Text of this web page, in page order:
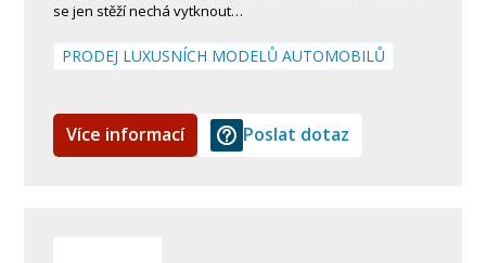
se jen stěží nechá vytknout…
PRODEJ LUXUSNÍCH MODELŮ AUTOMOBILŮ
Více informací Poslat dotaz